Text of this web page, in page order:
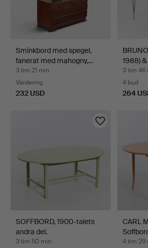
Sminkbord med spegel,
fanerat med mahogny,…
3 tim 21 min
Värdering
232 USD
1988)
3 tim 46
4 bud
264
SOFFBORD, 1900-talets
andra del.
3 tim 50 min
CARL
ta…
4 tim 29